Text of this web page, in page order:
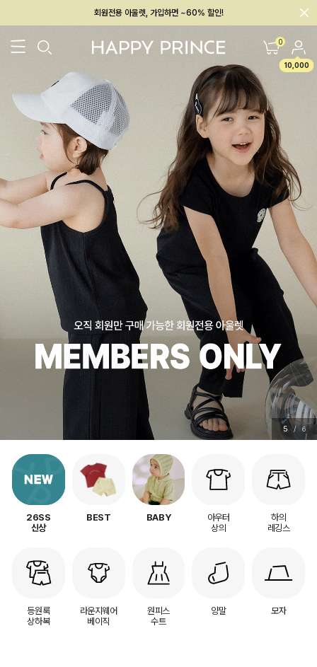
멤버십 최대 28,000원 혜택
0
10,000
26SS 신상 BEST BABY[6~12M] 아우터/상의 하의/레깅스
6 / 6
26SS
신상
BEST BABY
아우터
상의
하의
레깅스
등원룩
상하복
라운지웨어
베이직
원피스
수트
양말 모자